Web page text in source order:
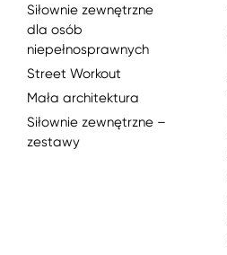
Siłownie zewnętrzne
dla osób
niepełnosprawnych
Street Workout
Mała architektura
Siłownie zewnętrzne –
zestawy